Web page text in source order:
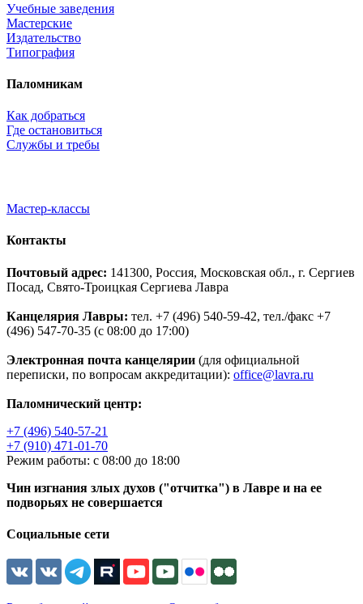
Учебные заведения
Мастерские
Издательство
Типография
Паломникам
Как добраться
Где остановиться
Службы и требы
Мастер-классы
Контакты
Почтовый адрес: 141300, Россия, Московская обл., г. Сергиев
Посад, Свято-Троицкая Сергиева Лавра
Канцелярия Лавры: тел. +7 (496) 540-59-42, тел./факс +7
(496) 547-70-35 (с 08:00 до 17:00)
Электронная почта канцелярии (для официальной
переписки, по вопросам аккредитации): office@lavra.ru
Паломнический центр:
+7 (496) 540-57-21
+7 (910) 471-01-70
Режим работы: с 08:00 до 18:00
Чин изгнания злых духов ("отчитка") в Лавре и на ее
подворьях не совершается
Социальные сети